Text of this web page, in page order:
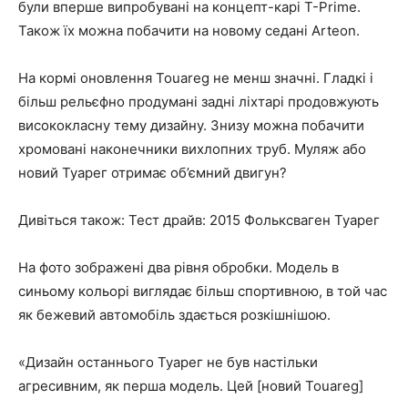
були вперше випробувані на концепт-карі T-Prime.
Також їх можна побачити на новому седані Arteon.
На кормі оновлення Touareg не менш значні. Гладкі і
більш рельєфно продумані задні ліхтарі продовжують
висококласну тему дизайну. Знизу можна побачити
хромовані наконечники вихлопних труб. Муляж або
новий Туарег отримає об’ємний двигун?
Дивіться також: Тест драйв: 2015 Фольксваген Туарег
На фото зображені два рівня обробки. Модель в
синьому кольорі виглядає більш спортивною, в той час
як бежевий автомобіль здається розкішнішою.
«Дизайн останнього Туарег не був настільки
агресивним, як перша модель. Цей [новий Touareg]